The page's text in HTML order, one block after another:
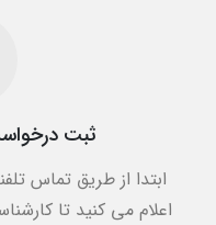
ثبت
ابتدا از طریق تماس
اعلام می کنید تا